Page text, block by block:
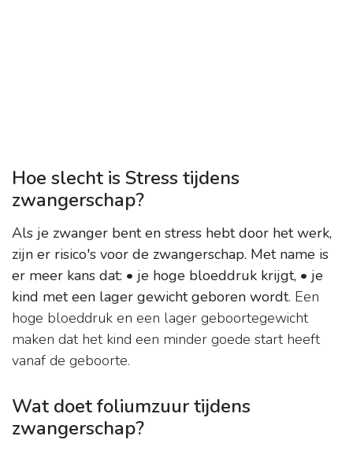
Hoe slecht is Stress tijdens
zwangerschap?
Als je zwanger bent en stress hebt door het werk,
zijn er risico's voor de zwangerschap. Met name is
er meer kans dat: • je hoge bloeddruk krijgt, • je
kind met een lager gewicht geboren wordt. Een
hoge bloeddruk en een lager geboortegewicht
maken dat het kind een minder goede start heeft
vanaf de geboorte.
Wat doet foliumzuur tijdens
zwangerschap?